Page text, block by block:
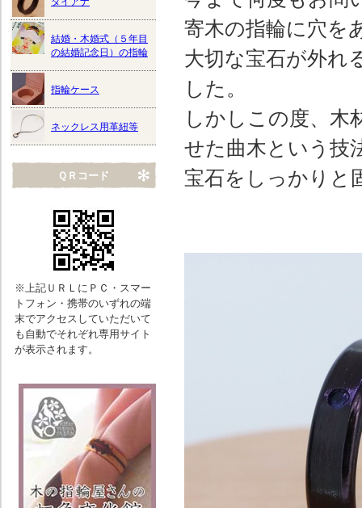
寄木の指輪に穴を
大切な宝石が外れ
した。
しかしこの度、木
せた曲木という技
宝石をしっかりと
結婚・木婚式（５年目
の結婚記念日）の指輪
指輪ケース
ネックレス用革紐等
ＱＲコード
※上記ＵＲＬにＰＣ・スマー
トフォン・携帯のいずれの端
末でアクセスしていただいて
も自動でそれぞれ専用サイト
が表示されます。